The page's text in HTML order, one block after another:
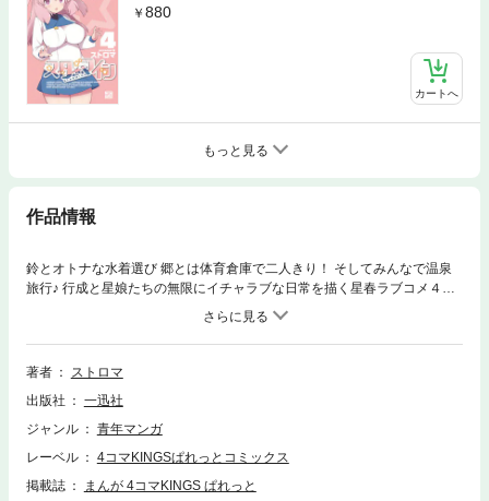
880
カートへ
もっと見る
作品情報
鈴とオトナな水着選び 郷とは体育倉庫で二人きり！ そしてみんなで温泉
旅行♪ 行成と星娘たちの無限にイチャラブな日常を描く星春ラブコメ４コ
マ第５幕、shooting start!!【電子特別版として、表紙イラストを描き下ろ
し!! 旧バージョンも特典として閲覧可能です。】
著者
ストロマ
出版社
一迅社
ジャンル
青年マンガ
レーベル
4コマKINGSぱれっとコミックス
掲載誌
まんが 4コマKINGS ぱれっと